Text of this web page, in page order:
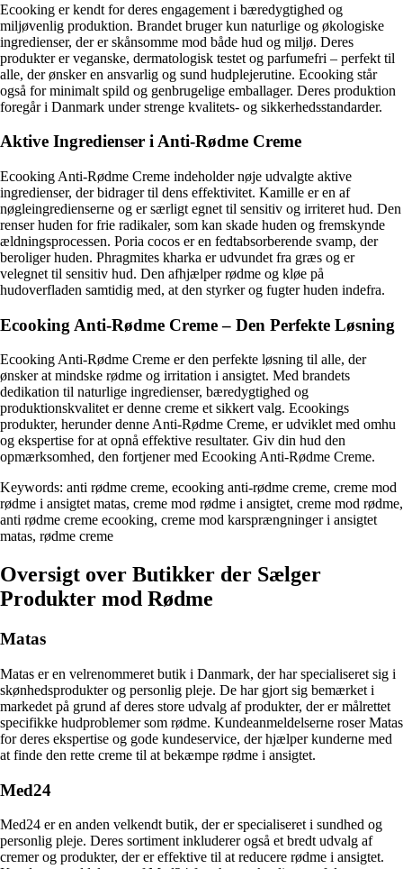
Ecooking er kendt for deres engagement i bæredygtighed og
miljøvenlig produktion. Brandet bruger kun naturlige og økologiske
ingredienser, der er skånsomme mod både hud og miljø. Deres
produkter er veganske, dermatologisk testet og parfumefri – perfekt til
alle, der ønsker en ansvarlig og sund hudplejerutine. Ecooking står
også for minimalt spild og genbrugelige emballager. Deres produktion
foregår i Danmark under strenge kvalitets- og sikkerhedsstandarder.
Aktive Ingredienser i Anti-Rødme Creme
Ecooking Anti-Rødme Creme indeholder nøje udvalgte aktive
ingredienser, der bidrager til dens effektivitet. Kamille er en af
nøgleingredienserne og er særligt egnet til sensitiv og irriteret hud. Den
renser huden for frie radikaler, som kan skade huden og fremskynde
ældningsprocessen. Poria cocos er en fedtabsorberende svamp, der
beroliger huden. Phragmites kharka er udvundet fra græs og er
velegnet til sensitiv hud. Den afhjælper rødme og kløe på
hudoverfladen samtidig med, at den styrker og fugter huden indefra.
Ecooking Anti-Rødme Creme – Den Perfekte Løsning
Ecooking Anti-Rødme Creme er den perfekte løsning til alle, der
ønsker at mindske rødme og irritation i ansigtet. Med brandets
dedikation til naturlige ingredienser, bæredygtighed og
produktionskvalitet er denne creme et sikkert valg. Ecookings
produkter, herunder denne Anti-Rødme Creme, er udviklet med omhu
og ekspertise for at opnå effektive resultater. Giv din hud den
opmærksomhed, den fortjener med Ecooking Anti-Rødme Creme.
Keywords: anti rødme creme, ecooking anti-rødme creme, creme mod
rødme i ansigtet matas, creme mod rødme i ansigtet, creme mod rødme,
anti rødme creme ecooking, creme mod karsprængninger i ansigtet
matas, rødme creme
Oversigt over Butikker der Sælger
Produkter mod Rødme
Matas
Matas er en velrenommeret butik i Danmark, der har specialiseret sig i
skønhedsprodukter og personlig pleje. De har gjort sig bemærket i
markedet på grund af deres store udvalg af produkter, der er målrettet
specifikke hudproblemer som rødme. Kundeanmeldelserne roser Matas
for deres ekspertise og gode kundeservice, der hjælper kunderne med
at finde den rette creme til at bekæmpe rødme i ansigtet.
Med24
Med24 er en anden velkendt butik, der er specialiseret i sundhed og
personlig pleje. Deres sortiment inkluderer også et bredt udvalg af
cremer og produkter, der er effektive til at reducere rødme i ansigtet.